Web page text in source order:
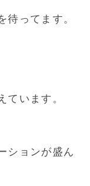
ってます。
います。
ションが盛ん